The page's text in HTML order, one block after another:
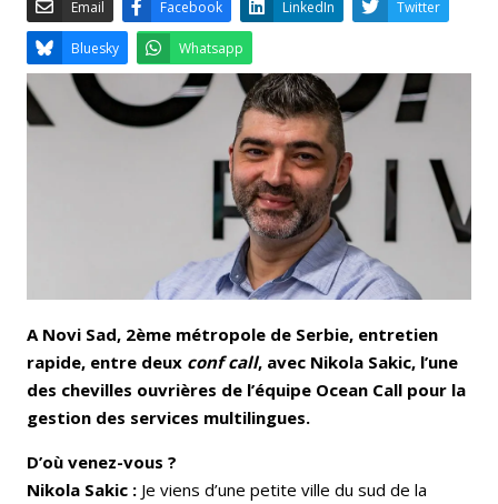
Facebook
Whatsapp
A Novi Sad, 2ème métropole de Serbie, entretien
rapide, entre deux conf call, avec Nikola Sakic, l’une
des chevilles ouvrières de l’équipe Ocean Call pour la
gestion des services multilingues.
D’où venez-vous ?
Nikola Sakic : Je viens d’une petite ville du sud de la